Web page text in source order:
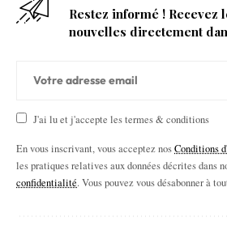
Restez informé ! Recevez
nouvelles directement
J'ai lu et j'accepte les termes & conditions
En vous inscrivant, vous acceptez nosConditions
les pratiques relatives aux données décrites dans
confidentialité. Vous pouvez vous désabonner à